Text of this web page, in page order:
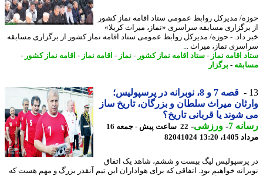
مدیرکل روابط عمومی ستاد اقامه نماز کشور
مسابقه سراسری «نماز، میراث کربلا»
داد. - حوزه/ مدیرکل روابط عمومی ستاد اقامه نماز کشور از برگزاری مسابقه
نماز، میراث ...
اقامه نماز -ستاد اقامه نماز کشور-نماز -اقامه نماز -اقامه نماز کشور-
-برگزار
قصه 7 و 8، نوبرانه در پرسپولیس؛
میراث سلطان و بزرگان، تاریخ ساز
یا قربانی تاریخ؟
7
-ورزشی-
22 ساعت پیش - جمعه 16
13:20
82041024
لیگ بیست و ششم، شاهد یک اتفاق
خواهیم بود. اتفاقی که برای هواداران این تیم آنقدر بزرگ و مهم هست که